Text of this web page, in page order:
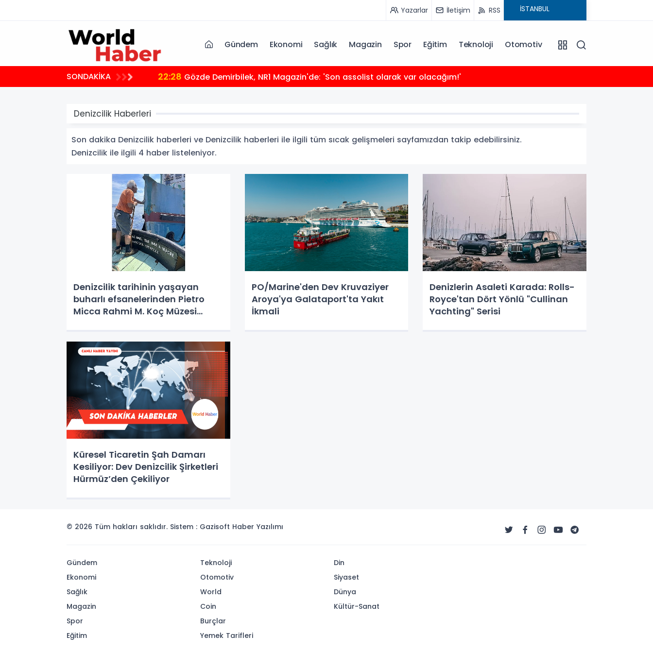
Yazarlar İletişim RSS
Gündem Ekonomi Sağlık Magazin Spor Eğitim Teknoloji Otomotiv
SONDAKİKA 22:28 Gözde Demirbilek, NR1 Magazin'de: 'Son assolist olarak var olacağım!'
Denizcilik Haberleri
Son dakika Denizcilik haberleri ve Denizcilik haberleri ile ilgili tüm sıcak gelişmeleri sayfamızdan takip edebilirsiniz.
Denizcilik ile ilgili 4 haber listeleniyor.
Denizcilik tarihinin yaşayan
buharlı efsanelerinden Pietro
Micca Rahmi M. Koç Müzesi
PO/Marine'den Dev Kruvaziyer
Aroya'ya Galataport'ta Yakıt
İkmali
Denizlerin Asaleti Karada: Rolls-
Royce'tan Dört Yönlü "Cullinan
Yachting" Serisi
Küresel Ticaretin Şah Damarı
Kesiliyor: Dev Denizcilik Şirketleri
Hürmüz’den Çekiliyor
© 2026 Tüm hakları saklıdır. Sistem : Gazisoft Haber Yazılımı
Gündem
Ekonomi
Sağlık
Magazin
Spor
Eğitim
Teknoloji
Otomotiv
World
Coin
Burçlar
Yemek Tarifleri
Din
Siyaset
Dünya
Kültür-Sanat